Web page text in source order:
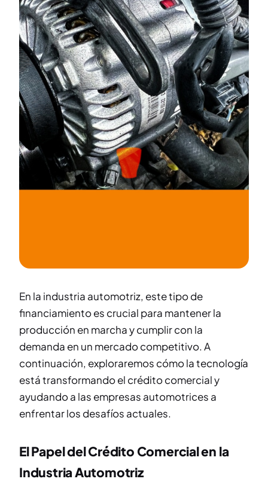
En la industria automotriz, este tipo de
financiamiento es crucial para mantener la
producción en marcha y cumplir con la
demanda en un mercado competitivo. A
continuación, exploraremos cómo la tecnología
está transformando el crédito comercial y
ayudando a las empresas automotrices a
enfrentar los desafíos actuales.
El Papel del Crédito Comercial en la
Industria Automotriz